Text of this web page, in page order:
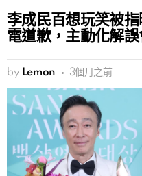
李成民百想玩笑被
電道歉，主動化解誤
by Lemon 3個月之前